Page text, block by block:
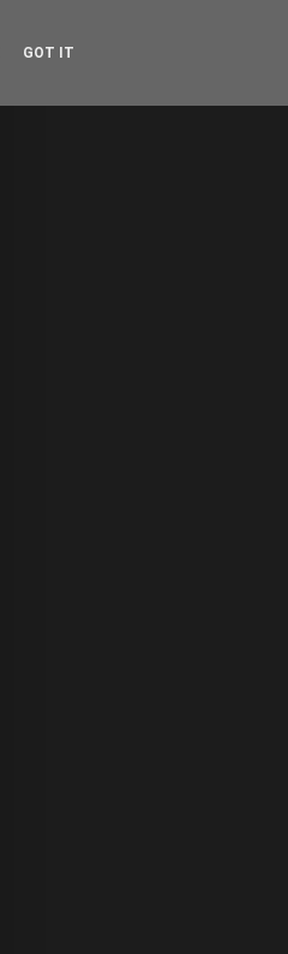
GOT IT